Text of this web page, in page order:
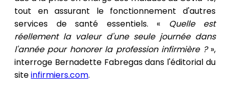
tout en assurant le fonctionnement d'autres
services de santé essentiels. «
Quelle est
réellement la valeur d'une seule journée dans
l'année pour honorer la profession infirmière ?»,
interroge Bernadette Fabregas dans l'éditorial du
siteinfirmiers.com.